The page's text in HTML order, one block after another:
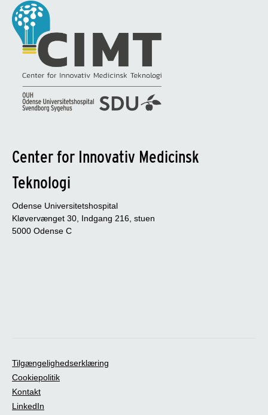
Center for Innovativ Medicinsk
Teknologi
Odense Universitetshospital
Kløvervænget 30, Indgang 216, stuen
5000 Odense C
Tilgængelighedserklæring
Cookiepolitik
Kontakt
LinkedIn